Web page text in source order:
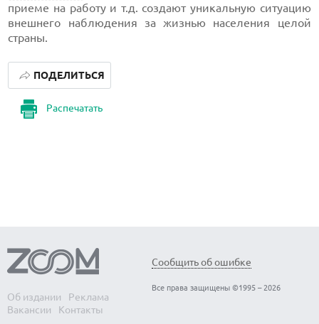
приеме на работу и т.д. создают уникальную ситуацию
внешнего наблюдения за жизнью населения целой
страны.
Распечатать
ПОДЕЛИТЬСЯ
Об издании
Реклама
Вакансии
Контакты
Сообщить об ошибке
Все права защищены ©1995 – 2026